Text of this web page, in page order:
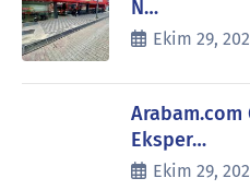
N…
Ekim 29,
Arabam.com
Eksper…
Ekim 29,